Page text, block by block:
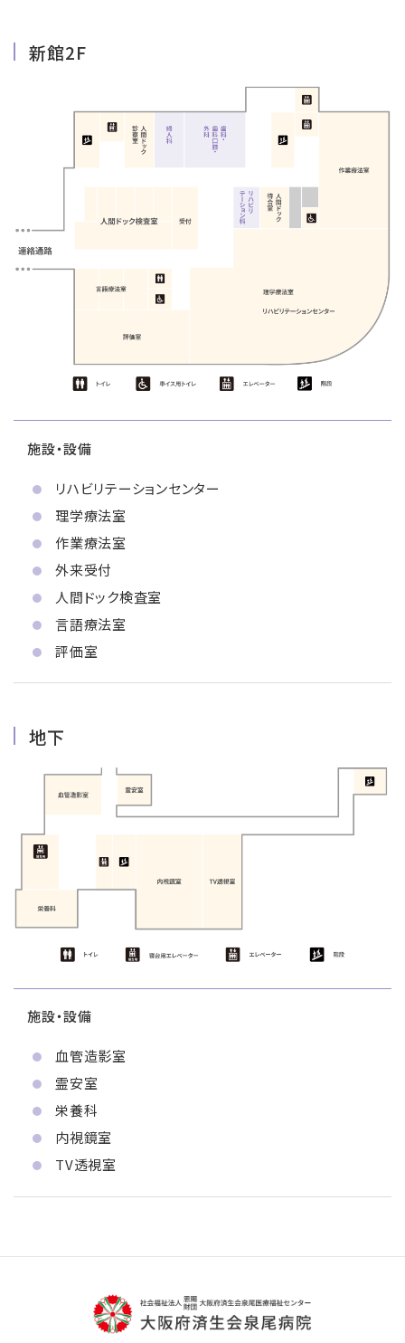
新館2F
施設・設備
リハビリテーションセンター
理学療法室
作業療法室
外来受付
人間ドック検査室
言語療法室
評価室
地下
施設・設備
血管造影室
霊安室
栄養科
内視鏡室
TV透視室